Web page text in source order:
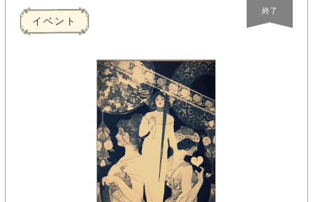
イベント
終了